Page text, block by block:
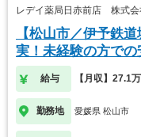
レデイ薬局日赤前店 株式会
【松山市／伊予鉄
実！未経験の方で
給与 【月収】27.1
勤務地 愛媛県 松山市